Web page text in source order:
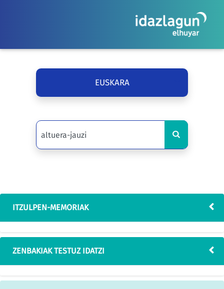
EUSKARA
ITZULPEN-MEMORIAK
ZENBAKIAK TESTUZ IDATZI